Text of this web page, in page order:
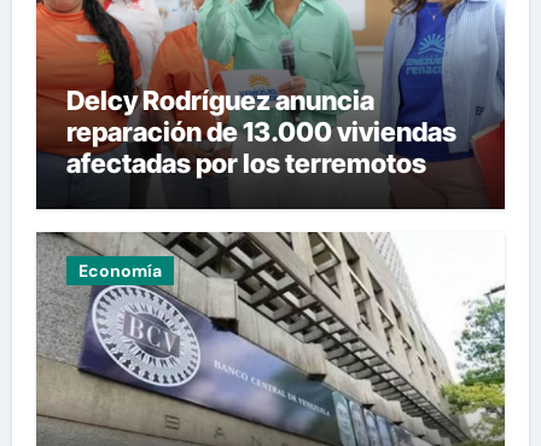
Delcy Rodríguez anuncia
reparación de 13.000 viviendas
afectadas por los terremotos
Economía